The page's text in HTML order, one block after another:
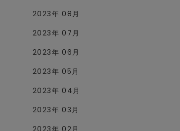
2023年 08月
2023年 07月
2023年 06月
2023年 05月
2023年 04月
2023年 03月
2023年 02月